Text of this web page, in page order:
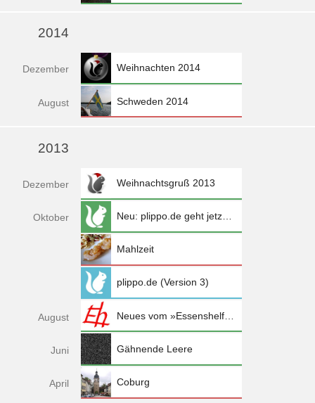
2014
Dezember Weihnachten 2014
August Schweden 2014
2013
Dezember Weihnachtsgruß 2013
Oktober Neu: plippo.de geht jetzt mit der Zeit
Mahlzeit
plippo.de (Version 3)
August Neues vom »Essenshelfel«
Juni Gähnende Leere
April Coburg